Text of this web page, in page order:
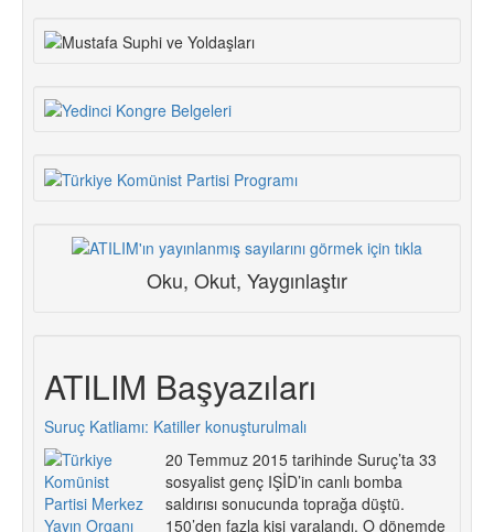
Oku, Okut, Yaygınlaştır
ATILIM Başyazıları
Suruç Katliamı: Katiller konuşturulmalı
20 Temmuz 2015 tarihinde Suruç’ta 33
sosyalist genç IŞİD’in canlı bomba
saldırısı sonucunda toprağa düştü.
150’den fazla kişi yaralandı. O dönemde